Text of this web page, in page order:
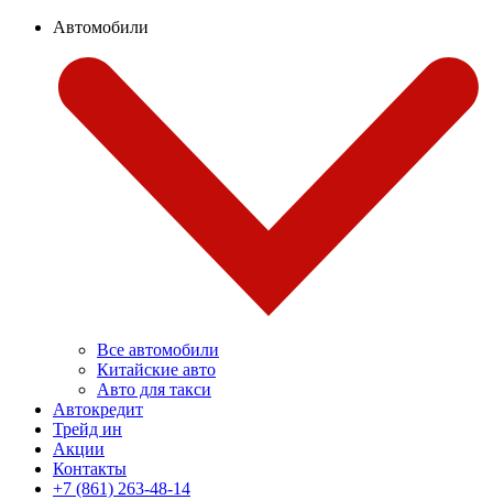
Автомобили
Все автомобили
Китайские авто
Авто для такси
Автокредит
Трейд ин
Акции
Контакты
+7 (861) 263-48-14